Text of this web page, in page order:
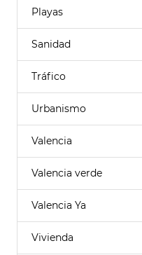
Playas
Sanidad
Tráfico
Urbanismo
Valencia
Valencia verde
Valencia Ya
Vivienda